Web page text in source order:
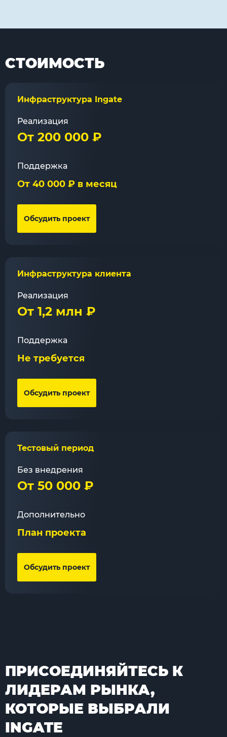
СТОИМОСТЬ
Инфраструктура Ingate
Реализация
От 200 000 ₽
Поддержка
От 40 000 ₽ в месяц
Обсудить проект
Инфраструктура клиента
Реализация
От 1,2 млн ₽
Поддержка
Не требуется
Обсудить проект
Тестовый период
Без внедрения
От 50 000 ₽
Дополнительно
План проекта
Обсудить проект
ПРИСОЕДИНЯЙТЕСЬ К
ЛИДЕРАМ РЫНКА,
КОТОРЫЕ ВЫБРАЛИ
INGATE